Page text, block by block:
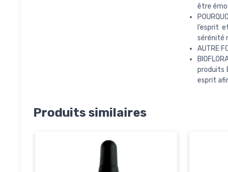
être
l’esprit
sérénité
AUTRE
produits
esprit
Produits similaires